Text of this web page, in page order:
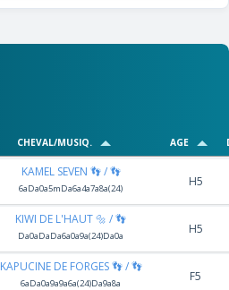
CHEVAL/MUSIQ. AGE
KAMEL SEVEN 👣 / 👣
6aDa0a5mDa6a4a7a8a(24) H5
KIWI DE L'HAUT 🔩 / 👣
Da0aDaDa6a0a9a(24)Da0a H5
KAPUCINE DE FORGES 👣 / 👣
6aDa0a9a9a6a(24)Da9a8a F5